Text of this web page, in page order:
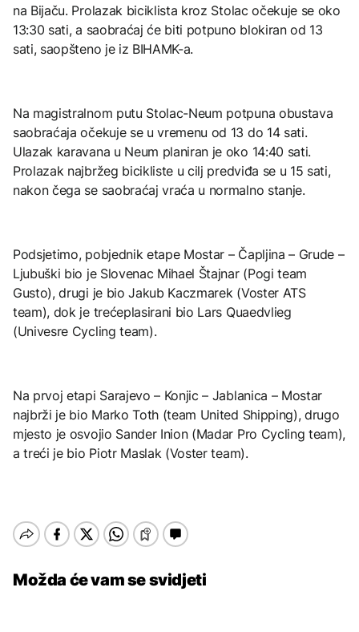
na Bijaču. Prolazak biciklista kroz Stolac očekuje se oko
13:30 sati, a saobraćaj će biti potpuno blokiran od 13
sati, saopšteno je iz BIHAMK-a.
Na magistralnom putu Stolac-Neum potpuna obustava
saobraćaja očekuje se u vremenu od 13 do 14 sati.
Ulazak karavana u Neum planiran je oko 14:40 sati.
Prolazak najbržeg bicikliste u cilj predviđa se u 15 sati,
nakon čega se saobraćaj vraća u normalno stanje.
Podsjetimo, pobjednik etape Mostar – Čapljina – Grude –
Ljubuški bio je Slovenac Mihael Štajnar (Pogi team
Gusto), drugi je bio Jakub Kaczmarek (Voster ATS
team), dok je trećeplasirani bio Lars Quaedvlieg
(Univesre Cycling team).
Na prvoj etapi Sarajevo – Konjic – Jablanica – Mostar
najbrži je bio Marko Toth (team United Shipping), drugo
mjesto je osvojio Sander Inion (Madar Pro Cycling team),
a treći je bio Piotr Maslak (Voster team).
Možda će vam se svidjeti